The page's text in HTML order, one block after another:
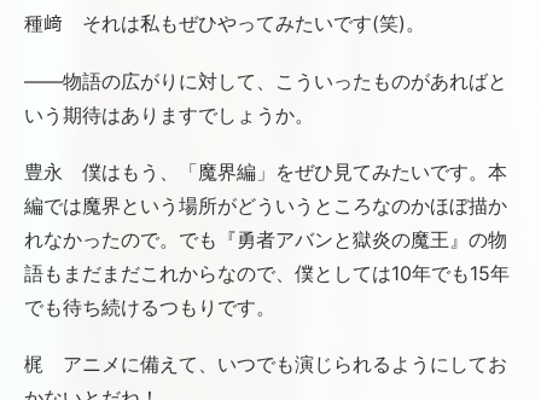
種﨑 それは私もぜひやってみたいです(笑)。
――物語の広がりに対して、こういったものがあればと
いう期待はありますでしょうか。
豊永 僕はもう、「魔界編」をぜひ見てみたいです。本
編では魔界という場所がどういうところなのかほぼ描か
れなかったので。でも『勇者アバンと獄炎の魔王』の物
語もまだまだこれからなので、僕としては10年でも15年
でも待ち続けるつもりです。
梶 アニメに備えて、いつでも演じられるようにしてお